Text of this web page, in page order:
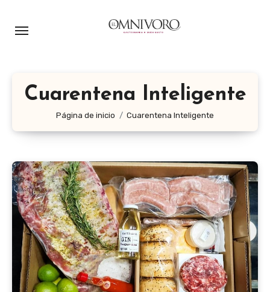
Cuarentena Inteligente
Página de inicio Cuarentena Inteligente